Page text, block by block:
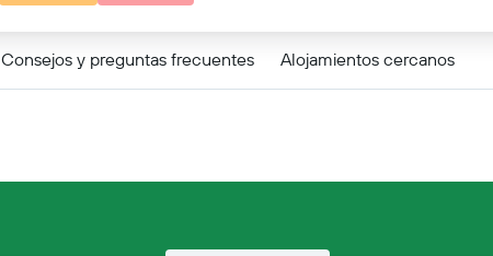
Consejos y preguntas frecuentes Alojamientos cercanos